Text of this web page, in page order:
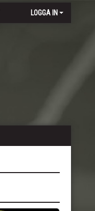
LOGGA IN